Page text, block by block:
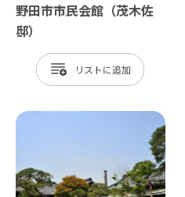
野田市市民会館（茂木佐
邸）
リスト